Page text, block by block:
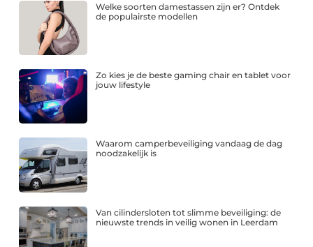
Welke soorten damestassen zijn er? Ontdek
de populairste modellen
Zo kies je de beste gaming chair en tablet voor
jouw lifestyle
Waarom camperbeveiliging vandaag de dag
noodzakelijk is
Van cilindersloten tot slimme beveiliging: de
nieuwste trends in veilig wonen in Leerdam